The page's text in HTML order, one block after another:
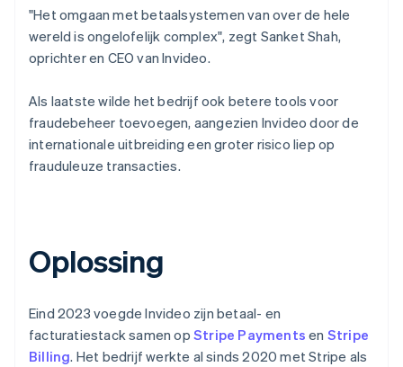
"Het omgaan met betaalsystemen van over de hele
wereld is ongelofelijk complex", zegt Sanket Shah,
oprichter en CEO van Invideo.
Als laatste wilde het bedrijf ook betere tools voor
fraudebeheer toevoegen, aangezien Invideo door de
internationale uitbreiding een groter risico liep op
frauduleuze transacties.
Oplossing
Eind 2023 voegde Invideo zijn betaal- en
facturatiestack samen op Stripe Payments en Stripe
Billing. Het bedrijf werkte al sinds 2020 met Stripe als